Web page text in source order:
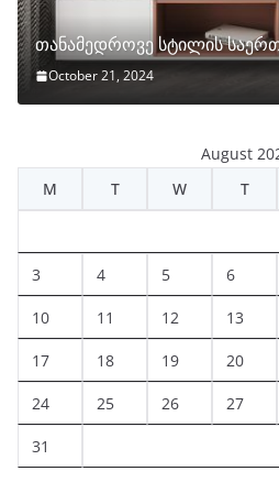
თანამედროვე სტილის
October 21, 2024
August
M
T W T
3 4 5 6
10 11 12 13
17 18 19 20
24 25 26 27
31